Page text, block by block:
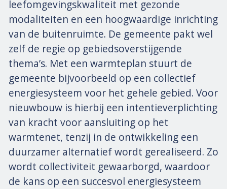
leefomgevingskwaliteit met gezonde
modaliteiten en een hoogwaardige inrichting
van de buitenruimte. De gemeente pakt wel
zelf de regie op gebiedsoverstijgende
thema’s. Met een warmteplan stuurt de
gemeente bijvoorbeeld op een collectief
energiesysteem voor het gehele gebied. Voor
nieuwbouw is hierbij een intentieverplichting
van kracht voor aansluiting op het
warmtenet, tenzij in de ontwikkeling een
duurzamer alternatief wordt gerealiseerd. Zo
wordt collectiviteit gewaarborgd, waardoor
de kans op een succesvol energiesysteem